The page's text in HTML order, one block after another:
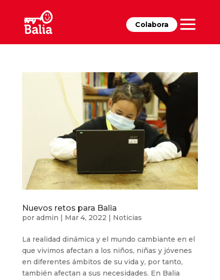
Colabora
Nuevos retos para Balia
por admin | Mar 4, 2022 | Noticias
La realidad dinámica y el mundo cambiante en el
que vivimos afectan a los niños, niñas y jóvenes
en diferentes ámbitos de su vida y, por tanto,
también afectan a sus necesidades. En Balia